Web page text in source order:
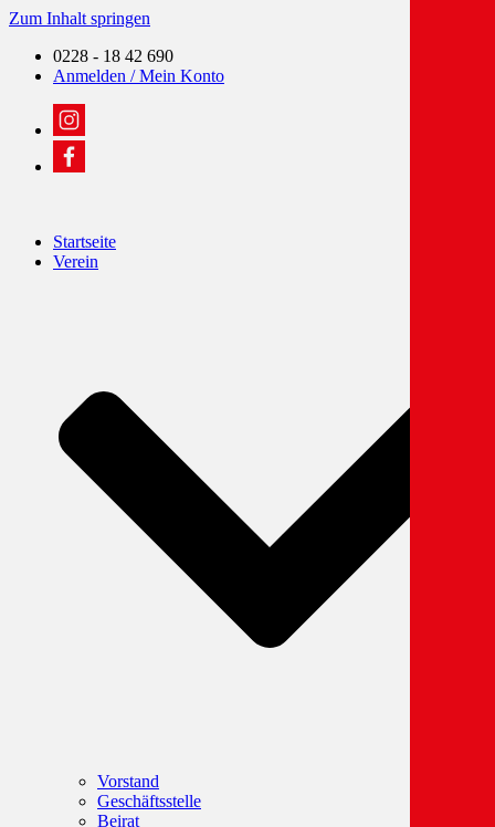
Zum Inhalt springen
0228 - 18 42 690
Anmelden / Mein Konto
Startseite
Verein
Vorstand
Geschäftsstelle
Beirat